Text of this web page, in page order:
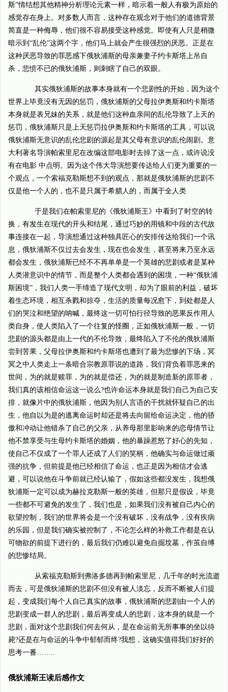
斯”情结想其他精神分析理论元素一样，暗示着一般人有极为原始的
感觉存在身上。对多数人而言，这种存在观念对于他们的道德背景
简直是一种侮辱，他们很不容易接受这种感觉。即使有人只是稍微
暗示到“乱伦”这两个字，他们马上就会产生很强烈的厌恶。正是在
这种厌恶导致的罪恶感下俄狄浦斯的母亲兼妻子约卡斯塔上吊自
杀，悲愤不已的俄狄浦斯，则刺瞎了自己的双眼。
其实俄狄浦斯的故事本身就有一个悲剧性的开始，因为这个
世界上毕竟没有无因的惩罚，俄狄浦斯的父母拉伊奥斯和约卡斯塔
本身就是表兄妹的关系，就是他们这种血亲间的乱伦导致了上天的
惩罚，俄狄浦斯只是上天惩罚拉伊奥斯和约卡斯塔的工具，可以说
俄狄浦斯无意识的乱伦悲剧的源起是其父母有意识的乱伦闹剧。意
大利著名导演帕索里尼在改编这部电影时去掉了这一点，或许说没
有在电影 中点明。因为这个伟大导演想要传达给人们更为重要的一
个观点，一个索福克勒斯想不到的观点，那就是俄狄浦斯的悲剧不
仅是他一个人的，也不是只属于希腊人的，而属于全人类
于是我们在帕索里尼的《俄狄浦斯王》中看到了时空的转
换，有发生在现代的开头和结尾，通过巧妙的用镜和中段的古代故
事连接在一起，导演想通过这种独具匠心的安排传达给我们一个讯
息，俄狄浦斯不仅过去会发生，现在也会发生，甚至将来乃至永远
都会发生，俄狄浦斯已经不不再单单是一个英雄的悲剧或者是某种
人类潜意识中的情节，而是整个人类都会遇到的困境，一种“俄狄浦
斯困境”，我们人类一手缔造了现代文明，却为了眼前的利益，破坏
着生态环境，相互杀戮和掠夺，生活的质量每况愈下，到处都是人
们的哭泣和绝望的呐喊，最终这一切可怕行径导致的恶果反作用人
类自身，使人类陷入了一个往复的怪圈，正如俄狄浦斯一般，一切
悲剧的源头都是由上一代的不伦导致，最终陷入了不伦的俄狄浦斯
尝到苦果，父母拉伊奥斯和约卡斯塔也遭到了最为悲惨的下场，冥
冥之中人类走上一条暗合宗教原罪说的道路，我们背负着罪恶来的
世间，为的就是赎罪，为的就是偿还，为的就是制造新的原罪者，
我们真的该相信命运这一说么?也许命运本身就是我们自己为自己安
排，就像片中的俄狄浦斯，他因为别人言语的干扰就怀疑自己的出
生，他自以为是的逃离命运时却还是将去向留给命运决定，他的骄
傲和冲动让他错杀了自己的父亲，从养母那里影响来的恋母情节让
他不禁享受与生母约卡斯塔的婚姻，他的暴躁惹怒了好心的先知，
使自己不仅成了一个罪人还成了人们的笑柄，他确实与命运做过顽
强的抗争，但前提是他已经相信了命运，也正是因为相信才会逃
避，可以说他在斗争前就已经认输了，假如这些都没发生，我想俄
狄浦斯一定可以成为赫拉克勒斯一般的英雄，但那只是假设，毕竟
一些都不可避免的发生了，我们也是，如果我们没有被自己内心的
欲望控制，我们的世界将会是一个没有破坏，没有战争，没有疾病
的乐园，但是我们确实被控制了，不论怎么样的补救工作都是在认
可物欲的前提下进行的，最后我们仍难以避免自掘坟墓，作茧自缚
的悲惨结局。
从索福克勒斯到弗洛多德再到帕索里尼，几千年的时光流逝
而去，可是俄狄浦斯的悲剧不但没有被人淡忘，反而不断被人们提
起，变成我们每个人自己真实的故事，俄狄浦斯的悲剧由一个人的
悲剧变成一群人的悲剧，最后再变成人的悲剧，这本身的就是一个
悲剧，面对这个悲剧我们何去何从，是在命运前无所事事的坐以待
毙?还是在与命运的斗争中郁郁而终?我想，这确实值得我们好好的
思考一番……..
俄狄浦斯王读后感作文